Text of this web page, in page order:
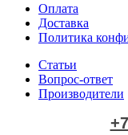
Оплата
Доставка
Политика
Статьи
Вопрос-ответ
Производители